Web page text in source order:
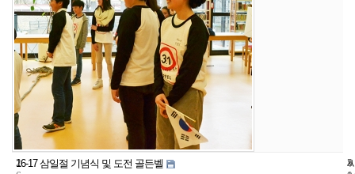
2
16-17 삼일절 기념식 및 도전 골든벨
5
2